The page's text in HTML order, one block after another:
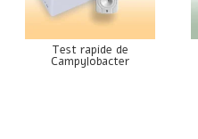
Test rapide de
Campylobacter